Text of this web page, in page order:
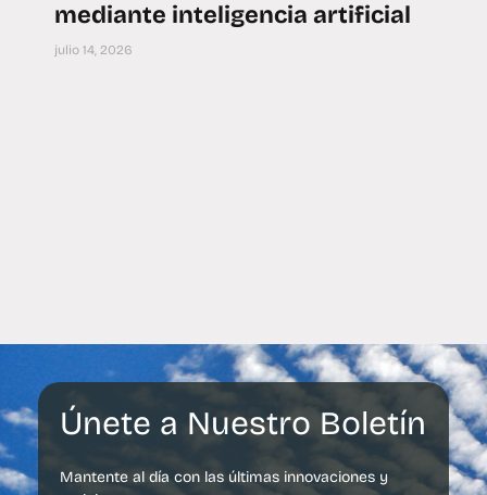
mediante inteligencia artificial
julio 14, 2026
Únete a Nuestro Boletín
Mantente al día con las últimas innovaciones y